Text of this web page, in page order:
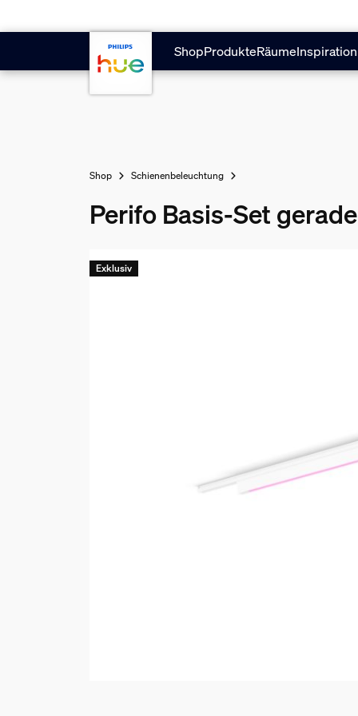
ShopProdukteRäumeInspiration
Shop Schienenbeleuchtung
Perifo Basis-Set
Exklusiv